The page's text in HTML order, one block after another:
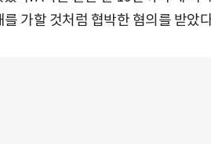
가할 것처럼 협박한 혐의를 받았